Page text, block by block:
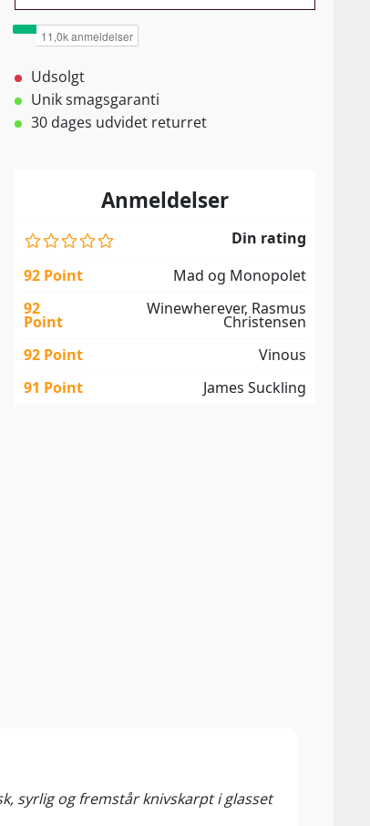
Udsolgt
Unik smagsgaranti
30 dages udvidet returret
Anmeldelser
Din rating
92 Point
Mad og Monopolet
92
Point
Winewherever, Rasmus
Christensen
92 Point
Vinous
91 Point
James Suckling
syrlig og fremstår knivskarpt i glasset